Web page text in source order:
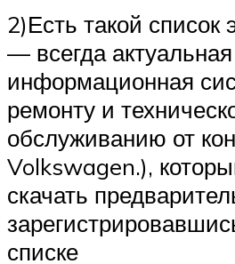
2)Есть такой список
— всегда
информационная
ремонту и
обслуживанию от
Volkswagen.),
скачать
списке